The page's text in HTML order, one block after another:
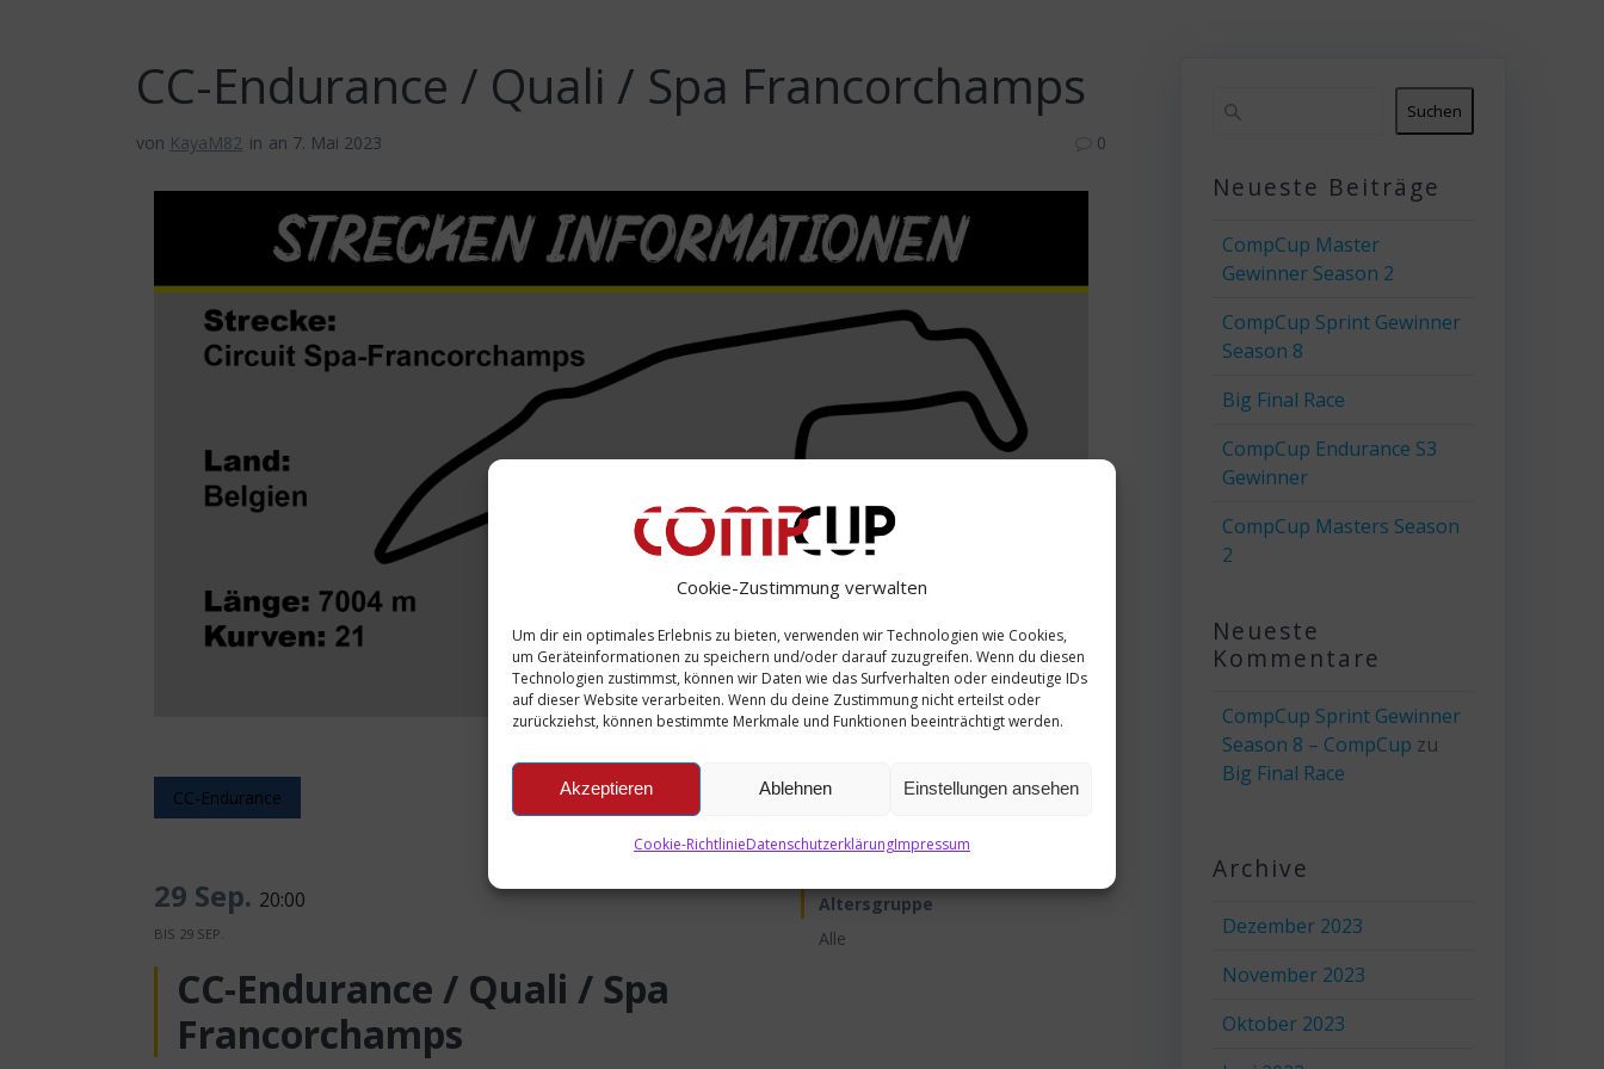
Cookie-Zustimmung verwalten
Um dir ein optimales Erlebnis zu bieten, verwenden wir Technologien wie Cookies,
um Geräteinformationen zu speichern und/oder darauf zuzugreifen. Wenn du diesen
Technologien zustimmst, können wir Daten wie das Surfverhalten oder eindeutige IDs
auf dieser Website verarbeiten. Wenn du deine Zustimmung nicht erteilst oder
zurückziehst, können bestimmte Merkmale und Funktionen beeinträchtigt werden.
Akzeptieren Ablehnen Einstellungen ansehen
Cookie-RichtlinieDatenschutzerklärungImpressum
CC-Endurance / Quali / Spa Francorchamps
von KayaM82 in an 7. Mai 2023 0
CC-Endurance favorite_border
29 Sep. 20:00
BIS 29 SEP.
CC-Endurance / Quali / Spa
Francorchamps
Altersgruppe
Alle
Suchen
Neueste Beiträge
CompCup Master
Gewinner Season 2
CompCup Sprint Gewinner
Season 8
Big Final Race
CompCup Endurance S3
Gewinner
CompCup Masters Season
2
Neueste
Kommentare
CompCup Sprint Gewinner
Season 8 – CompCup zu
Big Final Race
Archive
Dezember 2023
November 2023
Oktober 2023